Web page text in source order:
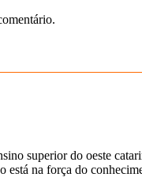
superior do oeste
está na força do